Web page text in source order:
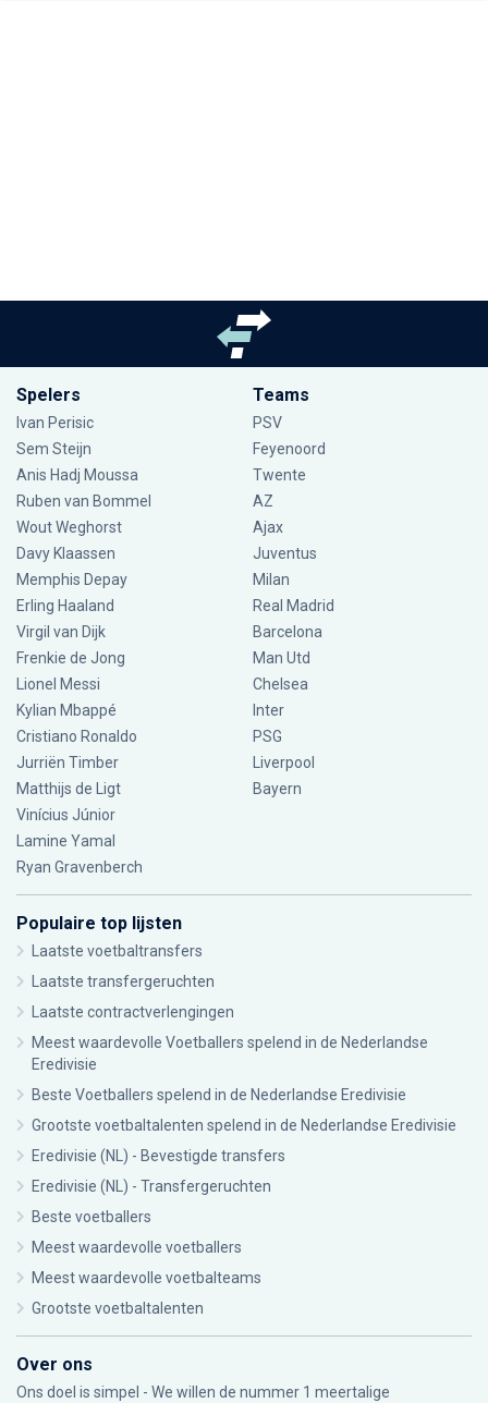
Spelers
Ivan Perisic
Sem Steijn
Anis Hadj Moussa
Ruben van Bommel
Wout Weghorst
Davy Klaassen
Memphis Depay
Erling Haaland
Virgil van Dijk
Frenkie de Jong
Lionel Messi
Kylian Mbappé
Cristiano Ronaldo
Jurriën Timber
Matthijs de Ligt
Vinícius Júnior
Lamine Yamal
Ryan Gravenberch
Teams
PSV
Feyenoord
Twente
AZ
Ajax
Juventus
Milan
Real Madrid
Barcelona
Man Utd
Chelsea
Inter
PSG
Liverpool
Bayern
Populaire top lijsten
Laatste voetbaltransfers
Laatste transfergeruchten
Laatste contractverlengingen
Meest waardevolle Voetballers spelend in de Nederlandse
Eredivisie
Beste Voetballers spelend in de Nederlandse Eredivisie
Grootste voetbaltalenten spelend in de Nederlandse Eredivisie
Eredivisie (NL) - Bevestigde transfers
Eredivisie (NL) - Transfergeruchten
Beste voetballers
Meest waardevolle voetballers
Meest waardevolle voetbalteams
Grootste voetbaltalenten
Over ons
Ons doel is simpel - We willen de nummer 1 meertalige